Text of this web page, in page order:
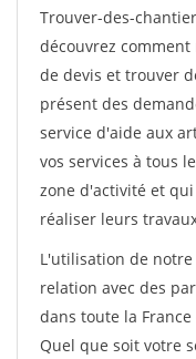
Trouver-des-
découvrez
de devis et trouver
présent des
service d'aide aux
vos services à tous
zone d'activité et
réaliser leurs
L'utilisation de
relation avec des
dans toute la
Quel que soit votre